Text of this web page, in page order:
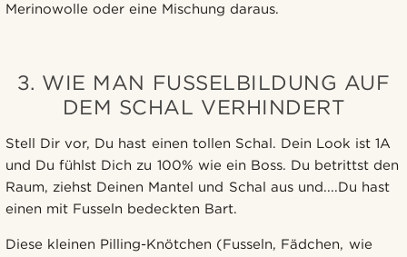
Merinowolle oder eine Mischung daraus.
3. WIE MAN FUSSELBILDUNG AUF
DEM SCHAL VERHINDERT
Stell Dir vor, Du hast einen tollen Schal. Dein Look ist 1A
und Du fühlst Dich zu 100% wie ein Boss. Du betrittst den
Raum, ziehst Deinen Mantel und Schal aus und....Du hast
einen mit Fusseln bedeckten Bart.
Diese kleinen Pilling-Knötchen (Fusseln, Fädchen, wie